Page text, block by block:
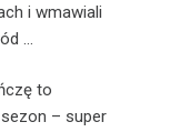
i wmawiali
…
to
– super